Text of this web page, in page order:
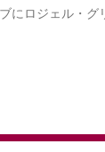
にロジェル・グ